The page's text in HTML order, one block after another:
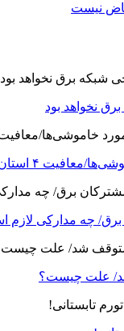
نیست
نخواهد بود
درگیر جنگ از قطعی برق
چه مدارکی لازم
علت چیست؟